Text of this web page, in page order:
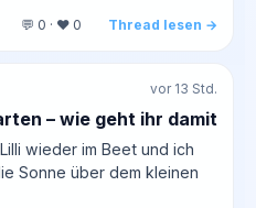
💬 0 · ❤️ 0 Thread lesen →
vor 13 Std.
– wie geht ihr damit
wieder im Beet und ich
Sonne über dem kleinen